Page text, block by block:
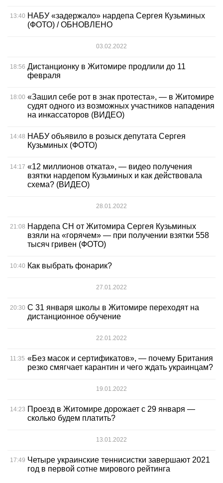
13:40 НАБУ «задержало» нардепа Сергея Кузьминых
(ФОТО) / ОБНОВЛЕНО
03.02.2022
18:56 Дистанционку в Житомире продлили до 11
февраля
18:00 «Зашил себе рот в знак протеста», — в Житомире
судят одного из возможных участников нападения
на инкассаторов (ВИДЕО)
14:48 НАБУ объявило в розыск депутата Сергея
Кузьминых (ФОТО)
14:17 «12 миллионов отката», — видео получения
взятки нардепом Кузьминых и как действовала
схема? (ВИДЕО)
28.01.2022
21:08 Нардепа СН от Житомира Сергея Кузьминых
взяли на «горячем» — при получении взятки 558
тысяч гривен (ФОТО)
10:40 Как выбрать фонарик?
27.01.2022
20:30 С 31 января школы в Житомире переходят на
дистанционное обучение
22.01.2022
11:35 «Без масок и сертификатов», — почему Британия
резко смягчает карантин и чего ждать украинцам?
19.01.2022
14:23 Проезд в Житомире дорожает с 29 января —
сколько будем платить?
13.01.2022
17:49 Четыре украинские теннисистки завершают 2021
год в первой сотне мирового рейтинга